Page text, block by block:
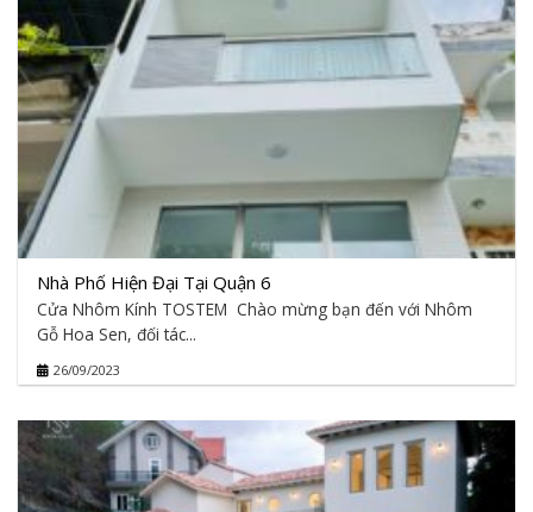
Nhà Phố Hiện Đại Tại Quận 6
Cửa Nhôm Kính TOSTEM Chào mừng bạn đến với Nhôm
Gỗ Hoa Sen, đối tác...
26/09/2023